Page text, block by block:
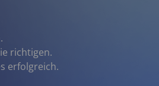
richtigen.
erfolgreich.